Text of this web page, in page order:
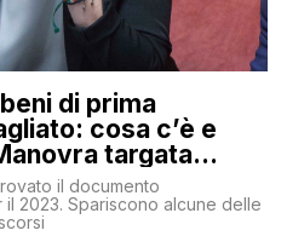
beni di prima
cosa c’è e
targata
il documento
2023. Spariscono alcune delle